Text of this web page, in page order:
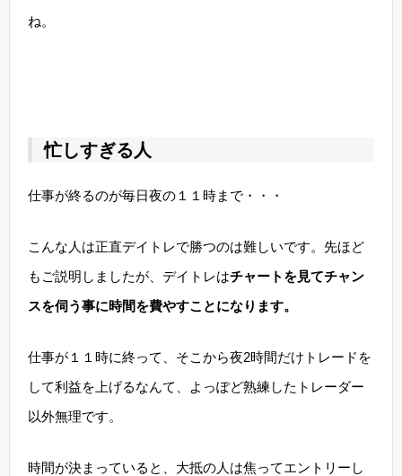
ね。
忙しすぎる人
仕事が終るのが毎日夜の１１時まで・・・
こんな人は正直デイトレで勝つのは難しいです。先ほど
もご説明しましたが、デイトレはチャートを見てチャン
スを伺う事に時間を費やすことになります。
仕事が１１時に終って、そこから夜2時間だけトレードを
して利益を上げるなんて、よっぽど熟練したトレーダー
以外無理です。
時間が決まっていると、大抵の人は焦ってエントリーし